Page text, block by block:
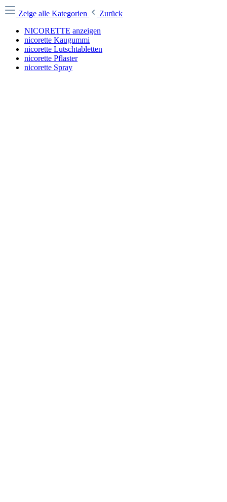
Zeige alle Kategorien
Zurück
NICORETTE anzeigen
nicorette Kaugummi
nicorette Lutschtabletten
nicorette Pflaster
nicorette Spray